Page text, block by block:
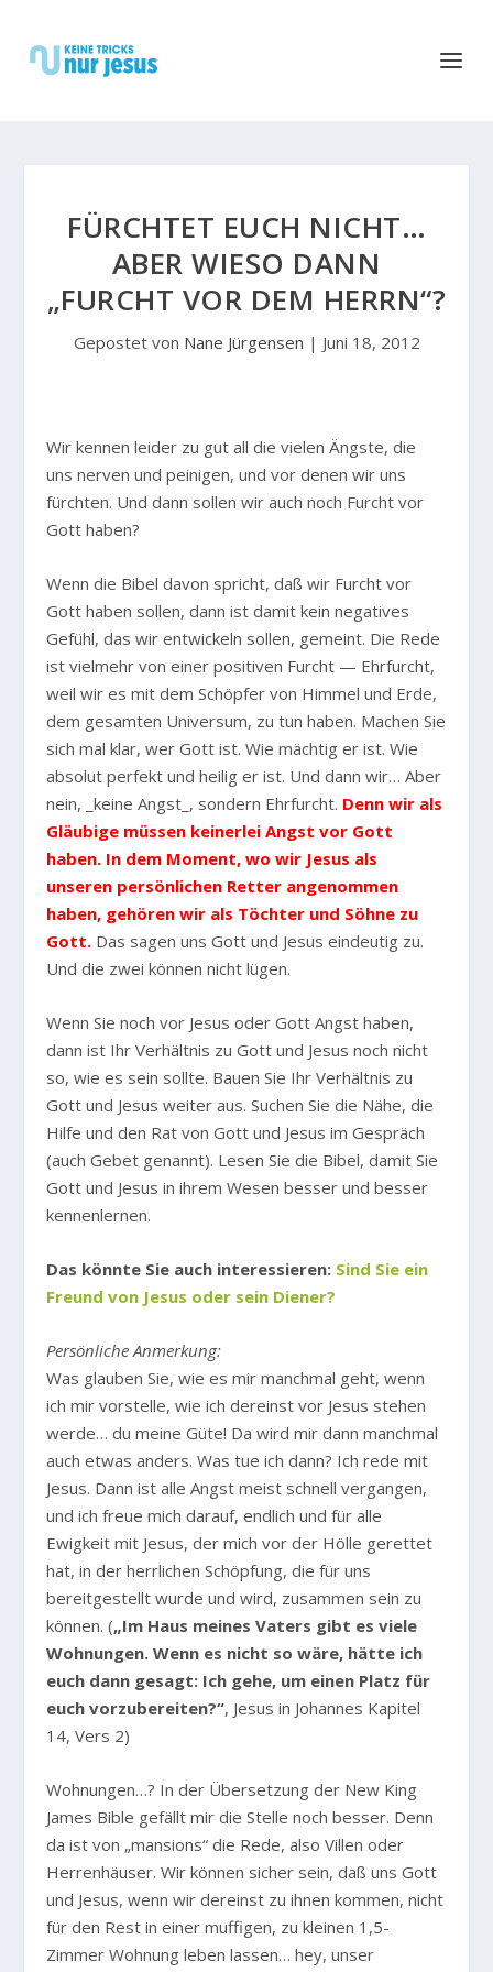
FÜRCHTET EUCH NICHT…
ABER WIESO DANN
„FURCHT VOR DEM HERRN“?
Gepostet von Nane Jürgensen | Juni 18, 2012
Wir kennen leider zu gut all die vielen Ängste, die
uns nerven und peinigen, und vor denen wir uns
fürchten. Und dann sollen wir auch noch Furcht vor
Gott haben?
Wenn die Bibel davon spricht, daß wir Furcht vor
Gott haben sollen, dann ist damit kein negatives
Gefühl, das wir entwickeln sollen, gemeint. Die Rede
ist vielmehr von einer positiven Furcht — Ehrfurcht,
weil wir es mit dem Schöpfer von Himmel und Erde,
dem gesamten Universum, zu tun haben. Machen Sie
sich mal klar, wer Gott ist. Wie mächtig er ist. Wie
absolut perfekt und heilig er ist. Und dann wir… Aber
nein, _keine Angst_, sondern Ehrfurcht. Denn wir als
Gläubige müssen keinerlei Angst vor Gott
haben. In dem Moment, wo wir Jesus als
unseren persönlichen Retter angenommen
haben, gehören wir als Töchter und Söhne zu
Gott. Das sagen uns Gott und Jesus eindeutig zu.
Und die zwei können nicht lügen.
Wenn Sie noch vor Jesus oder Gott Angst haben,
dann ist Ihr Verhältnis zu Gott und Jesus noch nicht
so, wie es sein sollte. Bauen Sie Ihr Verhältnis zu
Gott und Jesus weiter aus. Suchen Sie die Nähe, die
Hilfe und den Rat von Gott und Jesus im Gespräch
(auch Gebet genannt). Lesen Sie die Bibel, damit Sie
Gott und Jesus in ihrem Wesen besser und besser
kennenlernen.
Das könnte Sie auch interessieren: Sind Sie ein
Freund von Jesus oder sein Diener?
Persönliche Anmerkung:
Was glauben Sie, wie es mir manchmal geht, wenn
ich mir vorstelle, wie ich dereinst vor Jesus stehen
werde… du meine Güte! Da wird mir dann manchmal
auch etwas anders. Was tue ich dann? Ich rede mit
Jesus. Dann ist alle Angst meist schnell vergangen,
und ich freue mich darauf, endlich und für alle
Ewigkeit mit Jesus, der mich vor der Hölle gerettet
hat, in der herrlichen Schöpfung, die für uns
bereitgestellt wurde und wird, zusammen sein zu
können. („Im Haus meines Vaters gibt es viele
Wohnungen. Wenn es nicht so wäre, hätte ich
euch dann gesagt: Ich gehe, um einen Platz für
euch vorzubereiten?“, Jesus in Johannes Kapitel
14, Vers 2)
Wohnungen…? In der Übersetzung der New King
James Bible gefällt mir die Stelle noch besser. Denn
da ist von „mansions“ die Rede, also Villen oder
Herrenhäuser. Wir können sicher sein, daß uns Gott
und Jesus, wenn wir dereinst zu ihnen kommen, nicht
für den Rest in einer muffigen, zu kleinen 1,5-
Zimmer Wohnung leben lassen… hey, unser